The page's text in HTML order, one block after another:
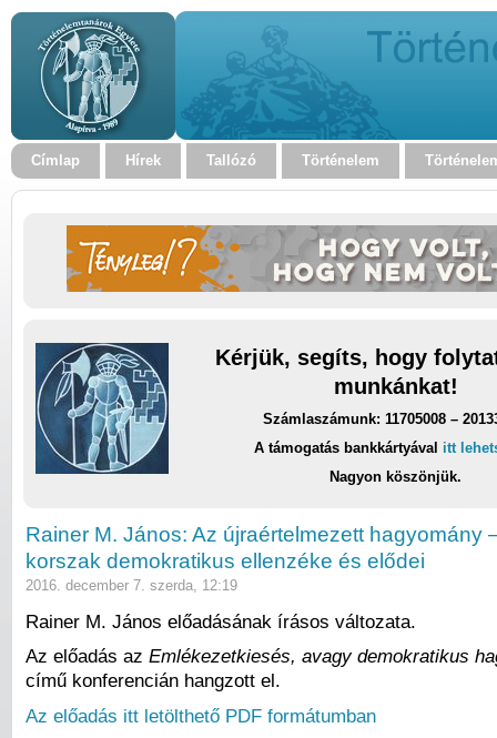
Címlap Hírek Tallózó Történelem
Kérjük, segíts, hogy
munkánkat!
Számlaszámunk: 11705008 –
A támogatás bankkártyával itt
Nagyon köszönjük.
Rainer M. János: Az újraértelmezett hagyomány
korszak demokratikus ellenzéke és elődei
2016. december 7. szerda, 12:19
Rainer M. János előadásának írásos változata.
Az előadás az Emlékezetkiesés, avagy demokratikus
című konferencián hangzott el.
Az előadás itt letölthető PDF formátumban